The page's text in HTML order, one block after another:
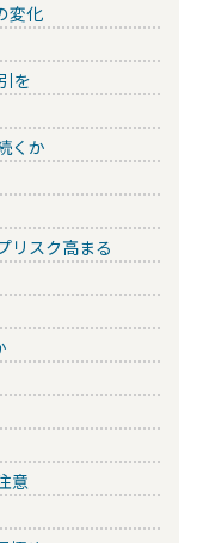
変化
を
くか
リスク高まる
意